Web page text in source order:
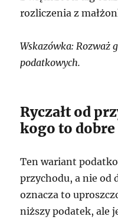
rozliczenia z
Wskazówka: Rozważ
podatkowych.
Ryczałt od
kogo to
Ten wariant
przychodu, a nie od
oznacza to
niższy podatek, ale